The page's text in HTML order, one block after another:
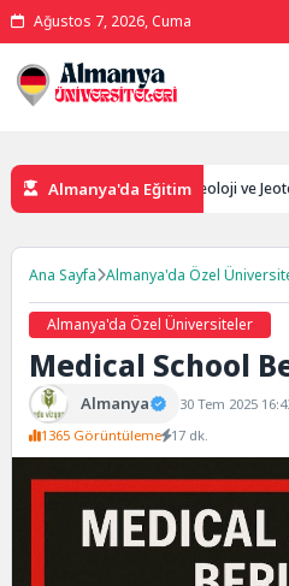
Ağustos 7, 2026, Cuma
Almanya'da Eğitim
Almanya’da Jeoloji ve Jeoteknik
Ana Sayfa Almanya'da Özel
Almanya'da Özel Üniversiteler
Medical School
Almanya 30 Tem 2025
1365 Görüntüleme 17 dk.